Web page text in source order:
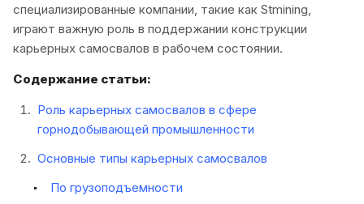
специализированные компании, такие как Stmining,
играют важную роль в поддержании конструкции
карьерных самосвалов в рабочем состоянии.
Содержание статьи:
Роль карьерных самосвалов в сфере
горнодобывающей промышленности
Основные типы карьерных самосвалов
По грузоподъемности